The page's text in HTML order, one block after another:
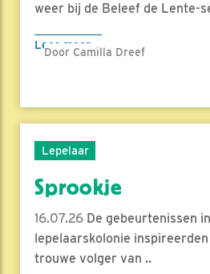
weer bij de Beleef de Lente-
Lees meer
Door Camilla Dreef
Lepelaar
Sprookje
16.07.26 De gebeurtenissen
lepelaarskolonie
trouwe volger van ..